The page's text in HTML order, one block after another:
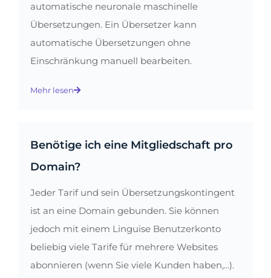
automatische neuronale maschinelle
Übersetzungen. Ein Übersetzer kann
automatische Übersetzungen ohne
Einschränkung manuell bearbeiten.
Mehr lesen
Benötige ich eine Mitgliedschaft pro
Domain?
Jeder Tarif und sein Übersetzungskontingent
ist an eine Domain gebunden. Sie können
jedoch mit einem Linguise Benutzerkonto
beliebig viele Tarife für mehrere Websites
abonnieren (wenn Sie viele Kunden haben,...).